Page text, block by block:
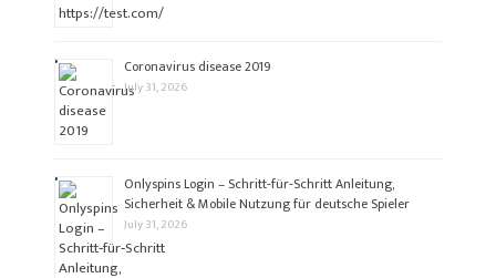
Coronavirus disease 2019
July 31, 2026
Onlyspins Login – Schritt‑für‑Schritt Anleitung,
Sicherheit & Mobile Nutzung für deutsche Spieler
July 31, 2026